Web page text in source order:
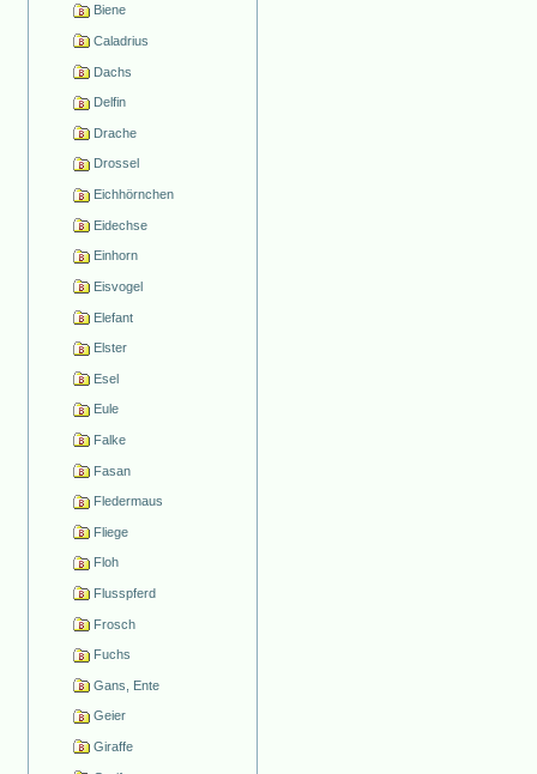
Biene
Caladrius
Dachs
Delfin
Drache
Drossel
Eichhörnchen
Eidechse
Einhorn
Eisvogel
Elefant
Elster
Esel
Eule
Falke
Fasan
Fledermaus
Fliege
Floh
Flusspferd
Frosch
Fuchs
Gans, Ente
Geier
Giraffe